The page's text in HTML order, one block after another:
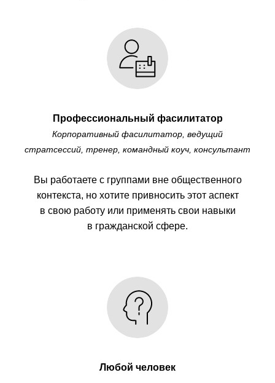
Профессиональный фасилитатор
Корпоративный фасилитатор, ведущий
стратсессий, тренер, командный коуч, консультант
Вы работаете с группами вне общественного
контекста, но хотите привносить этот аспект
в свою работу или применять свои навыки
в гражданской сфере.
Любой человек